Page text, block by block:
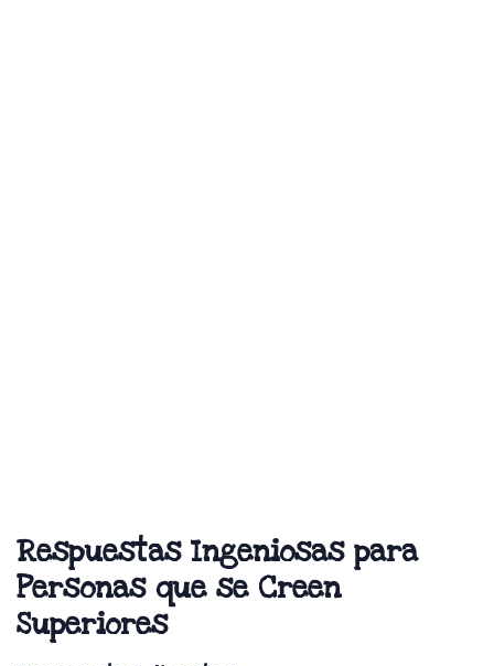
Respuestas Ingeniosas para
Personas que se Creen
Superiores